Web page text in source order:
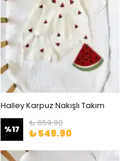
Halley Karpuz Nakışlı Takım
%17
₺ 659.90
₺ 549.90